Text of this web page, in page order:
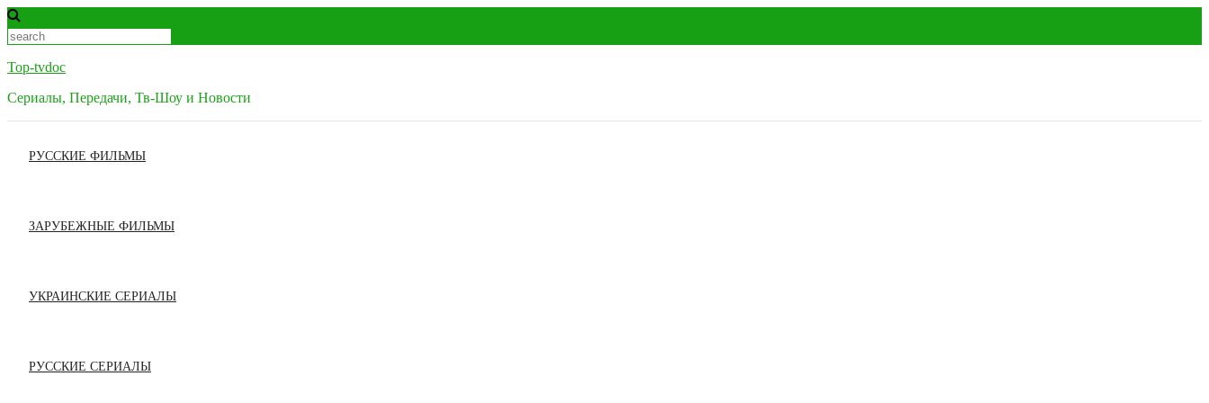
Skip
to
content
Top-tvdoc
Сериалы, Передачи, Тв-Шоу и Новости
РУССКИЕ ФИЛЬМЫ
ЗАРУБЕЖНЫЕ ФИЛЬМЫ
УКРАИНСКИЕ СЕРИАЛЫ
РУССКИЕ СЕРИАЛЫ